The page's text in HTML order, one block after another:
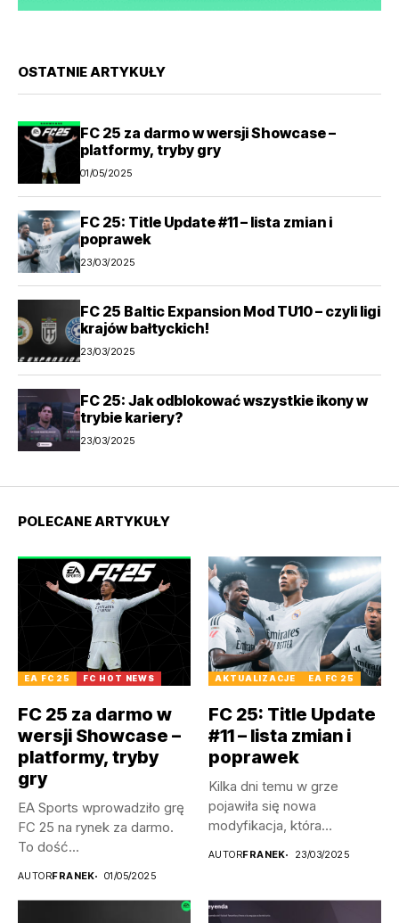
OSTATNIE ARTYKUŁY
FC 25 za darmo w wersji Showcase –
platformy, tryby gry
01/05/2025
FC 25: Title Update #11 – lista zmian i
poprawek
23/03/2025
FC 25 Baltic Expansion Mod TU10 – czyli ligi
krajów bałtyckich!
23/03/2025
FC 25: Jak odblokować wszystkie ikony w
trybie kariery?
23/03/2025
POLECANE ARTYKUŁY
EA FC 25 FC HOT NEWS
FC 25 za darmo w
wersji Showcase –
platformy, tryby
gry
EA Sports wprowadziło grę
FC 25 na rynek za darmo.
To dość...
AUTORFRANEK 01/05/2025
AKTUALIZACJE EA FC 25
FC 25: Title Update
#11 – lista zmian i
poprawek
Kilka dni temu w grze
pojawiła się nowa
modyfikacja, która
AUTORFRANEK 23/03/2025